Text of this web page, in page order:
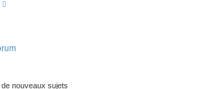
nouveaux sujets